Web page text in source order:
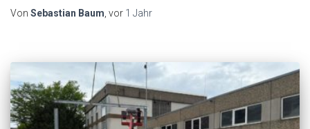
Von Sebastian Baum , vor 1 Jahr